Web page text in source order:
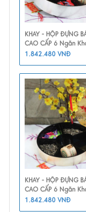
KHAY - HỘP ĐỰNG
CAO CẤP 6 Ngăn
1
1.842.480 VNĐ
KHAY - HỘP ĐỰNG
CAO CẤP 6 Ngăn
MNV-QT112
1.842.480 VNĐ